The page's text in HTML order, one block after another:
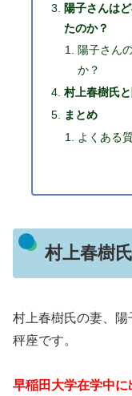
陽子さんは
たのか？
陽子さん
か？
村上春樹氏
まとめ
よくある
村上春樹
村上春樹氏の妻、
秤座です。
早稲田大学在学中